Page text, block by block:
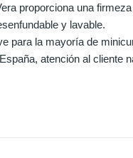
proporciona una
y lavable.
para la mayoría de
atención al cliente